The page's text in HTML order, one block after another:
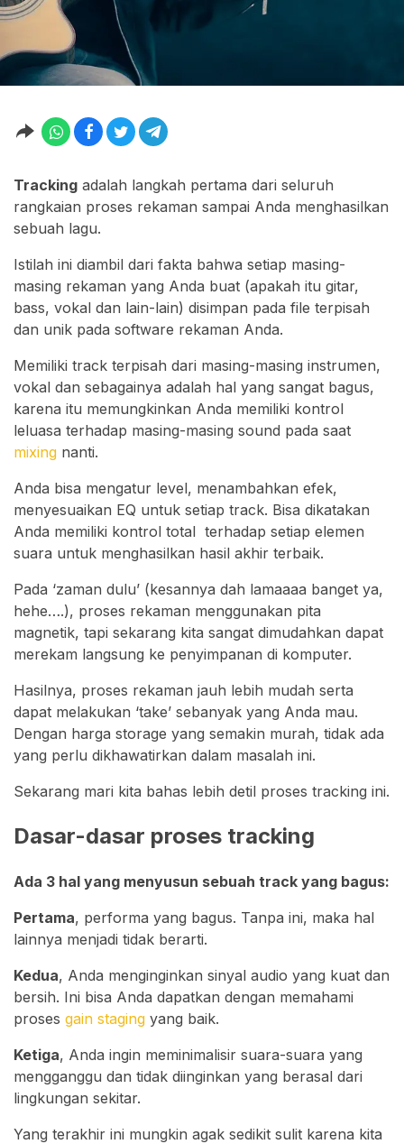
Tracking adalah langkah pertama dari seluruh
rangkaian proses rekaman sampai Anda menghasilkan
sebuah lagu.
Istilah ini diambil dari fakta bahwa setiap masing-
masing rekaman yang Anda buat (apakah itu gitar,
bass, vokal dan lain-lain) disimpan pada file terpisah
dan unik pada software rekaman Anda.
Memiliki track terpisah dari masing-masing instrumen,
vokal dan sebagainya adalah hal yang sangat bagus,
karena itu memungkinkan Anda memiliki kontrol
leluasa terhadap masing-masing sound pada saat
mixing nanti.
Anda bisa mengatur level, menambahkan efek,
menyesuaikan EQ untuk setiap track. Bisa dikatakan
Anda memiliki kontrol total terhadap setiap elemen
suara untuk menghasilkan hasil akhir terbaik.
Pada ‘zaman dulu’ (kesannya dah lamaaaa banget ya,
hehe….), proses rekaman menggunakan pita
magnetik, tapi sekarang kita sangat dimudahkan dapat
merekam langsung ke penyimpanan di komputer.
Hasilnya, proses rekaman jauh lebih mudah serta
dapat melakukan ‘take’ sebanyak yang Anda mau.
Dengan harga storage yang semakin murah, tidak ada
yang perlu dikhawatirkan dalam masalah ini.
Sekarang mari kita bahas lebih detil proses tracking ini.
Dasar-dasar proses tracking
Ada 3 hal yang menyusun sebuah track yang bagus:
Pertama, performa yang bagus. Tanpa ini, maka hal
lainnya menjadi tidak berarti.
Kedua, Anda menginginkan sinyal audio yang kuat dan
bersih. Ini bisa Anda dapatkan dengan memahami
proses gain staging yang baik.
Ketiga, Anda ingin meminimalisir suara-suara yang
mengganggu dan tidak diinginkan yang berasal dari
lingkungan sekitar.
Yang terakhir ini mungkin agak sedikit sulit karena kita